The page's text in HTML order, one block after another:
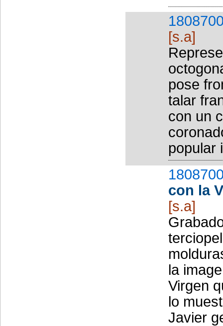
[s.a]
pose
talar
con un
popular
con la
[s.a]
la
Virgen
lo
Javier